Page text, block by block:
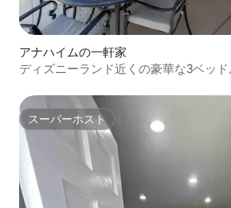
アナハイムの一軒家
ディズニーランド近くの豪華な3ベッ
スーパーホスト
スーパーホスト